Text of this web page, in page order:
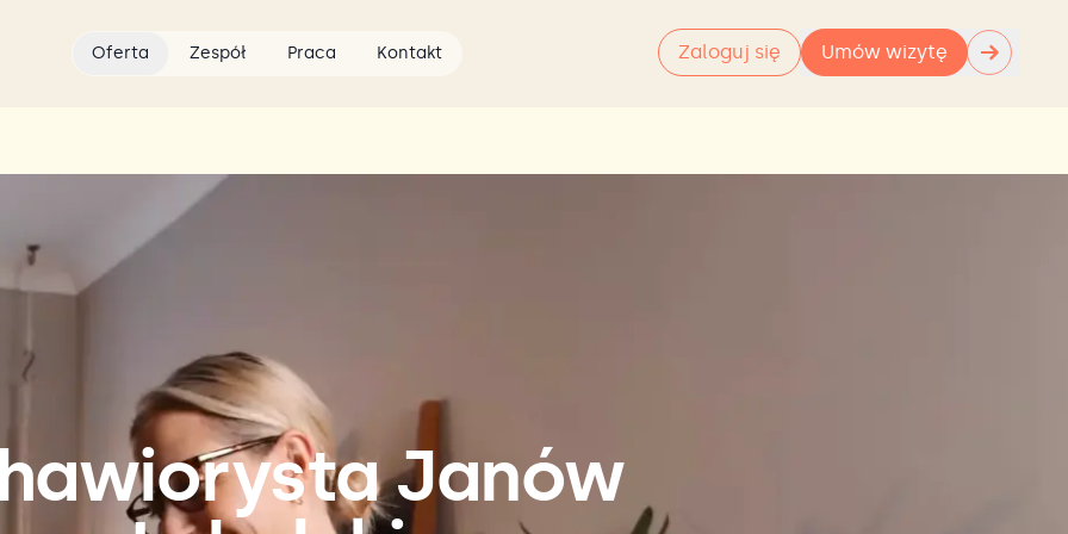
Oferta Zespół Praca Kontakt Zaloguj się Umów wizytę →
Janów